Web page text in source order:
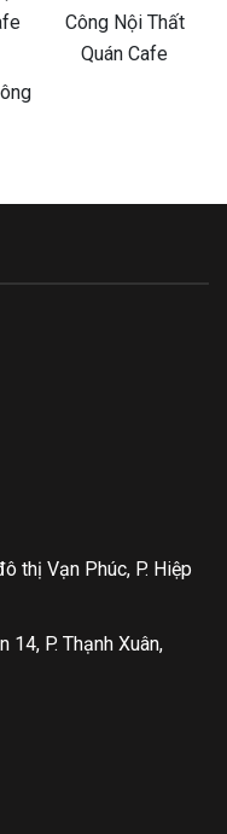
thị Vạn Phúc, P. Hiệp
P. Thạnh Xuân,